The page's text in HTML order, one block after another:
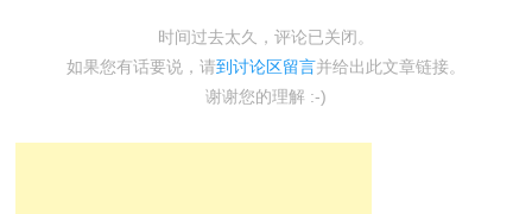
时间过去太久，评论已关闭。
如果您有话要说，请到讨论区留言并给出此文章链接。
谢谢您的理解 :-)